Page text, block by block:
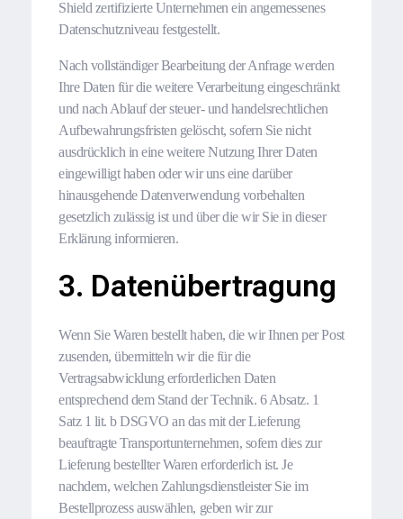
Shield zertifizierte Unternehmen ein angemessenes
Datenschutzniveau festgestellt.
Nach vollständiger Bearbeitung der Anfrage werden
Ihre Daten für die weitere Verarbeitung eingeschränkt
und nach Ablauf der steuer- und handelsrechtlichen
Aufbewahrungsfristen gelöscht, sofern Sie nicht
ausdrücklich in eine weitere Nutzung Ihrer Daten
eingewilligt haben oder wir uns eine darüber
hinausgehende Datenverwendung vorbehalten
gesetzlich zulässig ist und über die wir Sie in dieser
Erklärung informieren.
3. Datenübertragung
Wenn Sie Waren bestellt haben, die wir Ihnen per Post
zusenden, übermitteln wir die für die
Vertragsabwicklung erforderlichen Daten
entsprechend dem Stand der Technik. 6 Absatz. 1
Satz 1 lit. b DSGVO an das mit der Lieferung
beauftragte Transportunternehmen, sofern dies zur
Lieferung bestellter Waren erforderlich ist. Je
nachdem, welchen Zahlungsdienstleister Sie im
Bestellprozess auswählen, geben wir zur